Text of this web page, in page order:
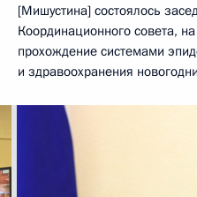
[Мишустина] состоялось
Координационного совета,
прохождение системами
и здравоохранения